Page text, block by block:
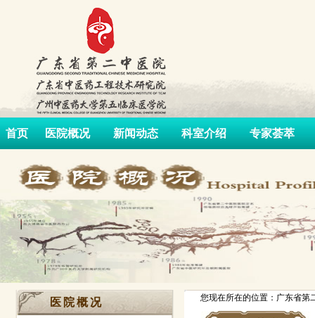
首页 医院概况 新闻动态 科室介绍 专家荟萃
医院概况 您现在所在的位置：广东省第